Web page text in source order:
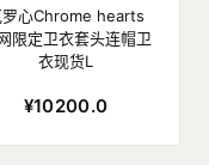
罗心Chrome hearts
限定卫衣套头连帽卫
衣现货L
¥10200.0